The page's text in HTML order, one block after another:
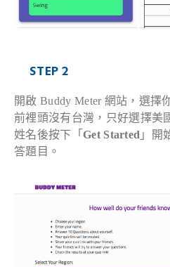
STEP 2
開啟 Buddy Meter 網站，選擇
前裡頭沒有台灣，只好選擇美
姓名後按下「 Get Started 」開
答題目。